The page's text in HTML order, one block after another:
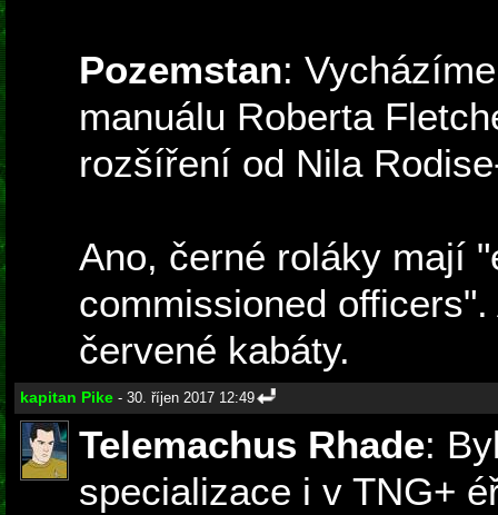
Pozemstan:
manuálu Roberta
rozšíření od Nila
Ano, černé roláky mají
commissioned
červené kabáty.
kapitan Pike - 30. říjen 2017 12:49
Telemachus Rhade:
specializace i v TNG+